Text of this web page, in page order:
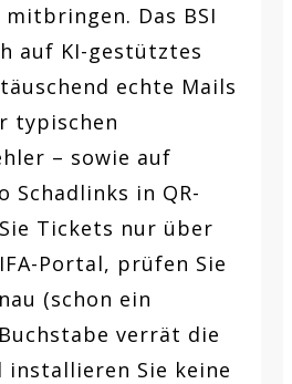
Das BSI
auf KI-gestütztes
echte Mails
typischen
– sowie auf
Schadlinks in QR-
Tickets nur über
Portal, prüfen Sie
(schon ein
verrät die
installieren Sie keine